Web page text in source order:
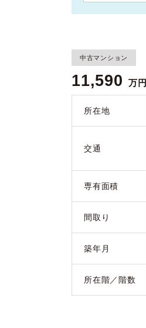
中古マンション
11,590 万円
所在地
交通
専有面積
間取り
築年月
所在階／階数